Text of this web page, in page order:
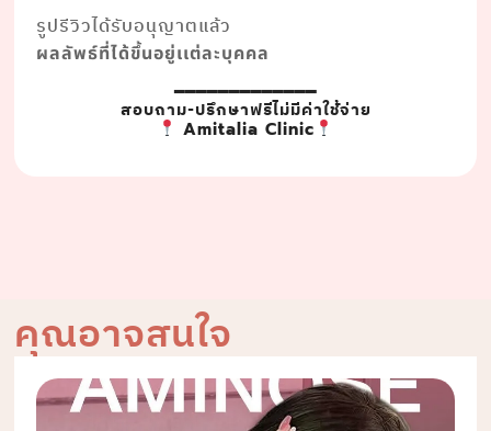
รูปรีวิวได้รับอนุญาตแล้ว
ผลลัพธ์ที่ได้ขึ้นอยู่เเต่ละบุคคล
━━━━━━━━━━━━━
สอบถาม-ปรึกษาฟรีไม่มีค่าใช้จ่าย
Amitalia Clinic
คุณอาจสนใจ